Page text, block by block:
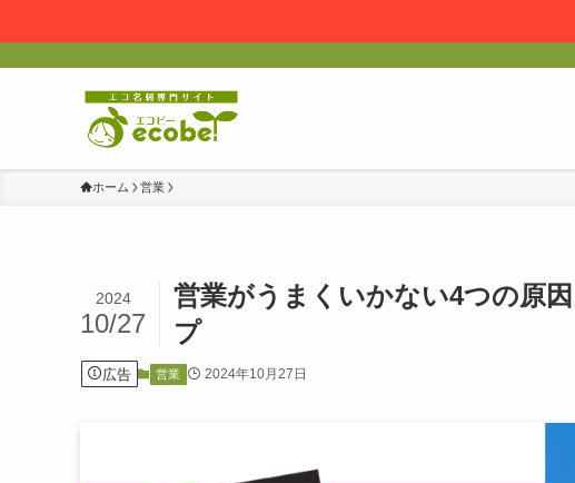
ホーム 営業
営業がうまくいかない4つの原
プ
2024
10/27
広告 営業 2024年10月27日